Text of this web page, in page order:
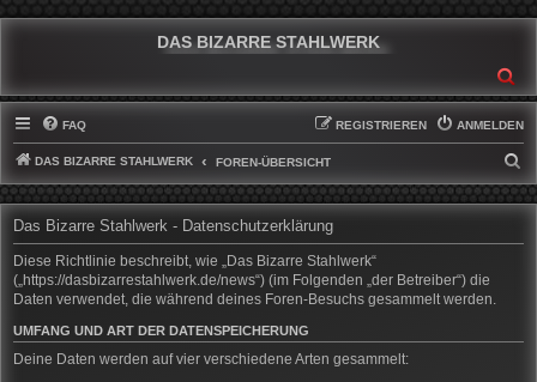
DAS BIZARRE STAHLWERK
FAQ ANMELDEN
REGISTRIEREN
DAS BIZARRE STAHLWERK FOREN-ÜBERSICHT
U
H
Das Bizarre Stahlwerk - Datenschutzerklärung
Diese Richtlinie beschreibt, wie „Das Bizarre Stahlwerk“
(„https://dasbizarrestahlwerk.de/news“) (im Folgenden „der Betreiber“) die
Daten verwendet, die während deines Foren-Besuchs gesammelt werden.
UMFANG UND ART DER DATENSPEICHERUNG
Deine Daten werden auf vier verschiedene Arten gesammelt: